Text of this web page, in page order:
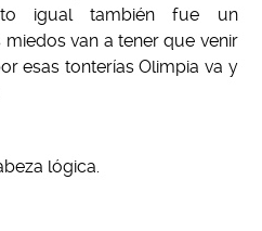
igual también fue un
van a tener que venir
esas tonterías Olimpia va y
lógica.